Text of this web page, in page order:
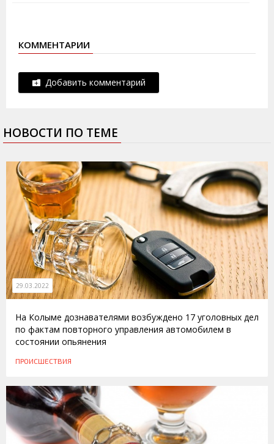
КОММЕНТАРИИ
Добавить комментарий
НОВОСТИ ПО ТЕМЕ
29.03.2022
На Колыме дознавателями возбуждено 17 уголовных дел
по фактам повторного управления автомобилем в
состоянии опьянения
ПРОИСШЕСТВИЯ